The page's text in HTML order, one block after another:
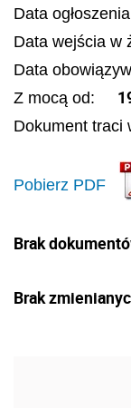
Data
Data wejścia w
Data
Z mocą od:
Dokument traci
Pobierz PDF
Brak
Brak